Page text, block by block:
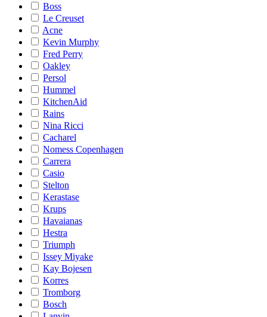
Boss
Le Creuset
Acne
Kevin Murphy
Fred Perry
Oakley
Persol
Hummel
KitchenAid
Rains
Nina Ricci
Cacharel
Nomess Copenhagen
Carrera
Casio
Stelton
Kerastase
Krups
Havaianas
Hestra
Triumph
Issey Miyake
Kay Bojesen
Korres
Tromborg
Bosch